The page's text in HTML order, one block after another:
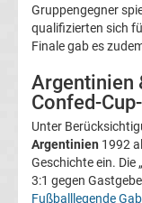
Jahres
Sieger
Liste
Gruppengegner
qualifizierten sich
Finale gab es
Argentinien
Confed-
Unter
Argentinien 1992
Geschichte ein. Die
3:1 gegen
Fußballlegende